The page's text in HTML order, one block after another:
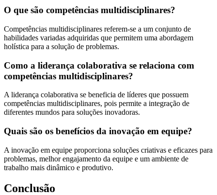
O que são competências multidisciplinares?
Competências multidisciplinares referem-se a um conjunto de
habilidades variadas adquiridas que permitem uma abordagem
holística para a solução de problemas.
Como a liderança colaborativa se relaciona com
competências multidisciplinares?
A liderança colaborativa se beneficia de líderes que possuem
competências multidisciplinares, pois permite a integração de
diferentes mundos para soluções inovadoras.
Quais são os benefícios da inovação em equipe?
A inovação em equipe proporciona soluções criativas e eficazes para
problemas, melhor engajamento da equipe e um ambiente de
trabalho mais dinâmico e produtivo.
Conclusão